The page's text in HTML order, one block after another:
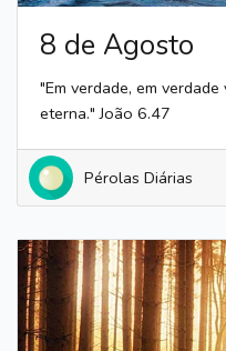
8 de Agosto
"Em verdade, em
eterna." João 6.47
Pérolas Diárias